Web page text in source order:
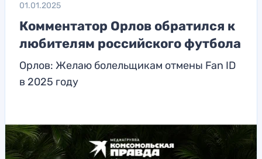
01.01.2025
Комментатор Орлов обратился к
любителям российского футбола
Орлов: Желаю болельщикам отмены Fan ID
в 2025 году